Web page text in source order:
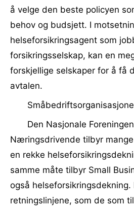
å velge den beste policyen
behov og budsjett. I
helseforsikringsagent som
forsikringsselskap, kan en
forskjellige selskaper for å få
avtalen.
Den Nasjonale
Næringsdrivende tilbyr
en rekke
samme måte tilbyr Small
også helseforsikringsdekning.
retningslinjene, som de som